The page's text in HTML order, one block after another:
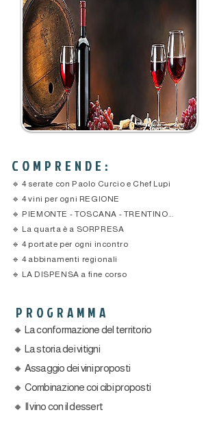
COMPRENDE:
🔹 4 serate con Paolo Curcio e Chef Lupi
🔹 4 vini per ogni REGIONE
🔹 PIEMONTE - TOSCANA - TRENTINO...
🔹 La quarta è a SORPRESA
🔹 4 portate per ogni incontro
🔹 4 abbinamenti regionali
🔹 LA DISPENSA a fine corso
PROGRAMMA
🔸 La conformazione del territorio
🔸 La storia dei vitigni
🔸 Assaggio dei vini proposti
🔸 Combinazione coi cibi proposti
🔸 Il vino con il dessert